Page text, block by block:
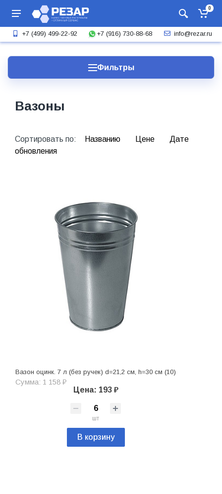
0
+7 (499) 499-22-92 +7 (916) 730-88-68 info@rezar.ru
Фильтры
Вазоны
Сортировать по: Названию Цене
Дате
обновления
Вазон оцинк. 7 л (без ручек) d=21,2 см, h=30 см (10)
Сумма: 1 158 ₽
Цена: 193 ₽
шт
В корзину